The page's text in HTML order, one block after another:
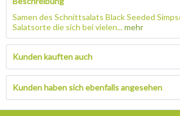
Samen des Schnittsalats Black Seeded
Salatsorte die sich bei vielen...mehr
Kunden kauften auch
Kunden haben sich ebenfalls angesehen